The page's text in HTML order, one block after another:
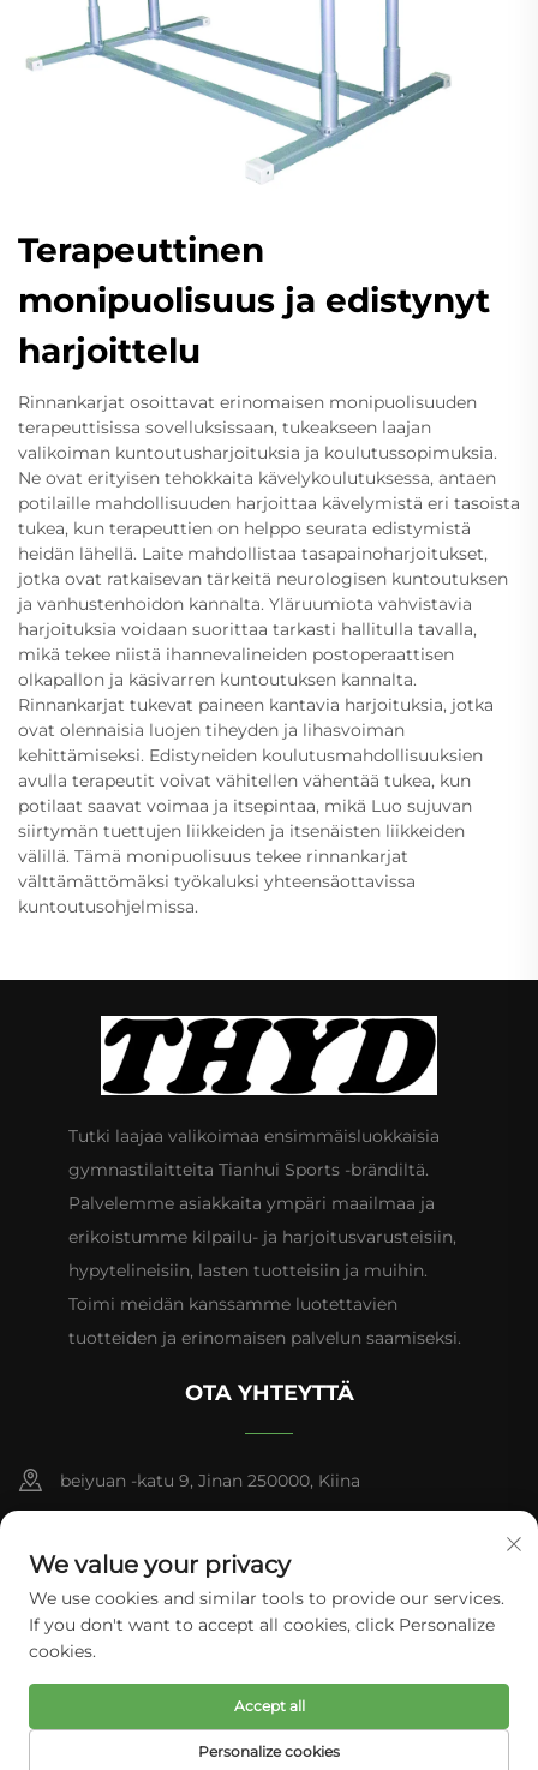
Terapeuttinen
monipuolisuus ja edistynyt
harjoittelu
Rinnankarjat osoittavat erinomaisen monipuolisuuden
terapeuttisissa sovelluksissaan, tukeakseen laajan
valikoiman kuntoutusharjoituksia ja koulutussopimuksia.
Ne ovat erityisen tehokkaita kävelykoulutuksessa, antaen
potilaille mahdollisuuden harjoittaa kävelymistä eri tasoista
tukea, kun terapeuttien on helppo seurata edistymistä
heidän lähellä. Laite mahdollistaa tasapainoharjoitukset,
jotka ovat ratkaisevan tärkeitä neurologisen kuntoutuksen
ja vanhustenhoidon kannalta. Yläruumiota vahvistavia
harjoituksia voidaan suorittaa tarkasti hallitulla tavalla,
mikä tekee niistä ihannevalineiden postoperaattisen
olkapallon ja käsivarren kuntoutuksen kannalta.
Rinnankarjat tukevat paineen kantavia harjoituksia, jotka
ovat olennaisia luojen tiheyden ja lihasvoiman
kehittämiseksi. Edistyneiden koulutusmahdollisuuksien
avulla terapeutit voivat vähitellen vähentää tukea, kun
potilaat saavat voimaa ja itsepintaa, mikä Luo sujuvan
siirtymän tuettujen liikkeiden ja itsenäisten liikkeiden
välillä. Tämä monipuolisuus tekee rinnankarjat
välttämättömäksi työkaluksi yhteensäottavissa
kuntoutusohjelmissa.
Tutki laajaa valikoimaa ensimmäisluokkaisia
gymnastilaitteita Tianhui Sports -brändiltä.
Palvelemme asiakkaita ympäri maailmaa ja
erikoistumme kilpailu- ja harjoitusvarusteisiin,
hypytelineisiin, lasten tuotteisiin ja muihin.
Toimi meidän kanssamme luotettavien
tuotteiden ja erinomaisen palvelun saamiseksi.
OTA YHTEYTTÄ
beiyuan -katu 9, Jinan 250000, Kiina
[email protected]
Copyright © Tianhui Sports. Kaikki oikeudet pidätetään.
Yksityisyyskäytännöt
We value your privacy
We use cookies and similar tools to provide our services.
If you don't want to accept all cookies, click Personalize
cookies.
Personalize cookies
Accept all